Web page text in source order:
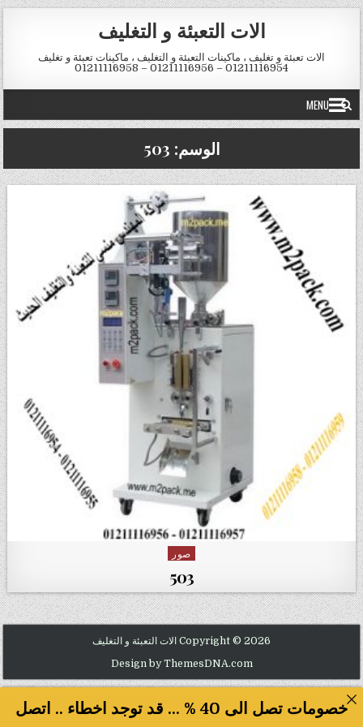
Skip to content
الات التعبئة و التغليف
الات تعبئة و تغليف ، ماكينات التعبئة و التغليف ، ماكينات تعبئة و تغليف
01211116954 – 01211116956 – 01211116958
MENU
الوسم: 503
Posted in
صور
503
Copyright © 2026 الات التعبئة و التغليف
Design by ThemesDNA.com
خصومات تصل الى 40 % ... قد توجد اخطاء .. اتصل